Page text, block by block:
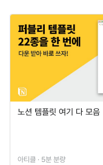
노션 템플릿 여기 다 모음
아티클 · 5분 분량